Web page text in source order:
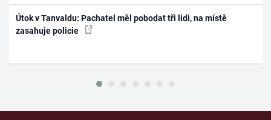
Útok v Tanvaldu: Pachatel měl pobodat tři lidi, na místě
zasahuje policie